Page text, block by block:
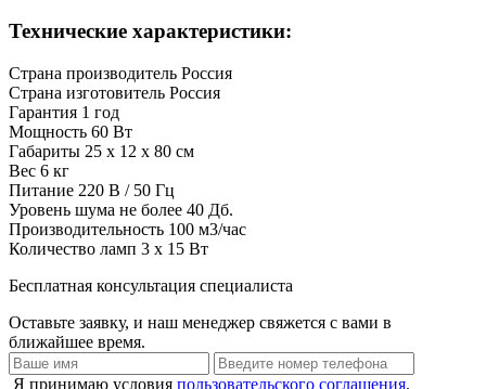
Технические характеристики:
Страна производитель Россия
Страна изготовитель Россия
Гарантия 1 год
Мощность 60 Вт
Габариты 25 х 12 х 80 см
Вес 6 кг
Питание 220 В / 50 Гц
Уровень шума не более 40 Дб.
Производительность 100 м3/час
Количество ламп 3 х 15 Вт
Бесплатная консультация специалиста
Оставьте заявку, и наш менеджер свяжется с вами в
ближайшее время.
Я принимаю условия пользовательского соглашения.